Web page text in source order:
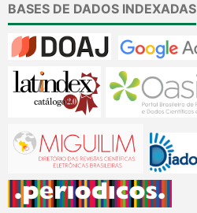
BASES DE DADOS INDEXADAS